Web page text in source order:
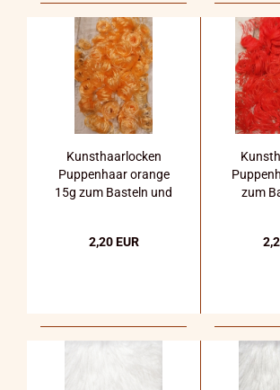
Kunsthaarlocken
Puppenhaar orange
15g zum Basteln und
2,20 EUR
zum